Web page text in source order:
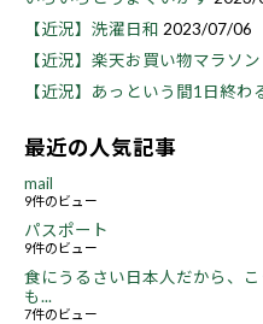
【近況】洗濯日和 2023/07/06
【近況】楽天お買い物マラソン
【近況】あっという間1日終わ
最近の人気記事
mail
9件のビュー
パスポート
9件のビュー
食にうるさい日本人だから、
も...
7件のビュー